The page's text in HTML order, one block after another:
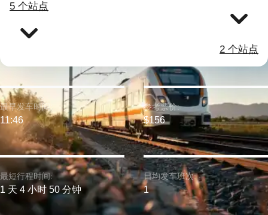
5 个站点
2 个站点
最短行程时间:
1 天 4 小时 50 分钟
最早发车时间:
11:46
参考票价:
$156
日均发车班次:
1